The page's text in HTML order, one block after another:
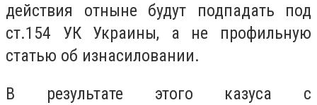
действия отныне будут подпадать под
ст.154 УК Украины, а не профильную
статью об изнасиловании.
В результате этого казуса с